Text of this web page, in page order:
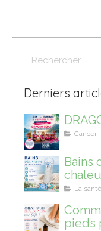
Rechercher
Derniers
Cancer
Bains
pourLa santé
pieds